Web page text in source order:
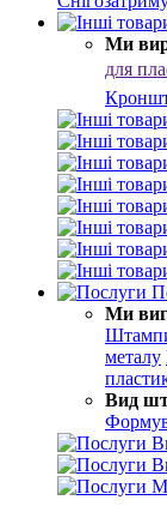
Ми
для
Ми
металу
Вид